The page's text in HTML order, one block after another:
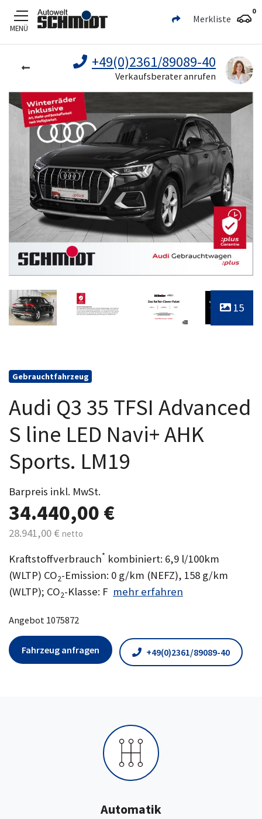
Zum Hauptinhalt
MENÜ
Merkliste
0
+49(0)2361/89089-40
Verkaufsberater anrufen
15
Gebrauchtfahrzeug
Audi Q3 35 TFSI Advanced
S line LED Navi+ AHK
Sports. LM19
Barpreis inkl. MwSt.
34.440,00 €
28.941,00 € netto
Kraftstoffverbrauch* kombiniert: 6,9 l/100km
(WLTP) CO2-Emission: 0 g/km (NEFZ), 158 g/km
(WLTP); CO2-Klasse: F mehr erfahren
Angebot 1075872
Fahrzeug anfragen +49(0)2361/89089-40
Automatik